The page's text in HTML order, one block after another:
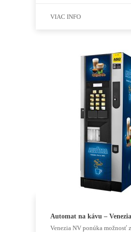
VIAC INFO
Automat na kávu –
Venezia NV ponúka možnosť